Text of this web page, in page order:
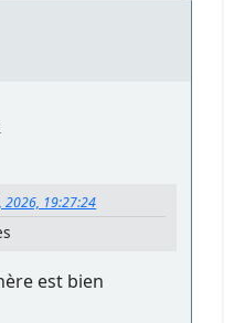
2026, 19:27:24
est bien